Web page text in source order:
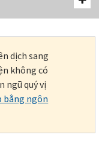
dịch sang
không có
ngữ quý vị
bằng ngôn